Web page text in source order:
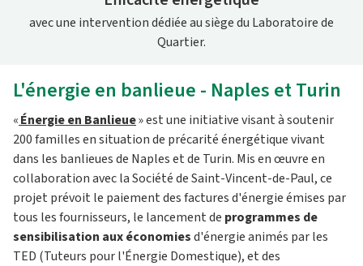
avec une intervention dédiée au siège du Laboratoire de
Quartier.
L'énergie en banlieue - Naples et Turin
«Énergie en Banlieue» est une initiative visant à soutenir
200 familles en situation de précarité énergétique vivant
dans les banlieues de Naples et de Turin. Mis en œuvre en
collaboration avec la Société de Saint-Vincent-de-Paul, ce
projet prévoit le paiement des factures d'énergie émises par
tous les fournisseurs, le lancement de programmes de
sensibilisation aux économiesd'énergie animés par les
TED (Tuteurs pour l'Énergie Domestique), et des